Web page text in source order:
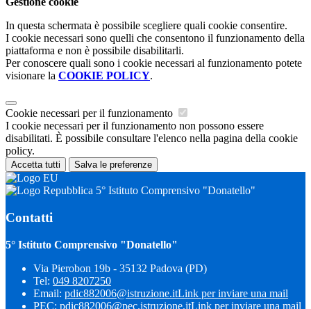
In questa schermata è possibile scegliere quali cookie consentire.
I cookie necessari sono quelli che consentono il funzionamento della
piattaforma e non è possibile disabilitarli.
Per conoscere quali sono i cookie necessari al funzionamento potete
visionare la COOKIE POLICY.
Cookie necessari per il funzionamento
I cookie necessari per il funzionamento non possono essere
disabilitati. È possibile consultare l'elenco nella pagina della cookie
policy.
Accetta tutti Salva le preferenze
5° Istituto Comprensivo "Donatello"
Contatti
5° Istituto Comprensivo "Donatello"
Via Pierobon 19b - 35132 Padova (PD)
Tel: 049 8207250
Email: pdic882006@istruzione.itLink per inviare una mail
PEC: pdic882006@pec.istruzione.itLink per inviare una mail